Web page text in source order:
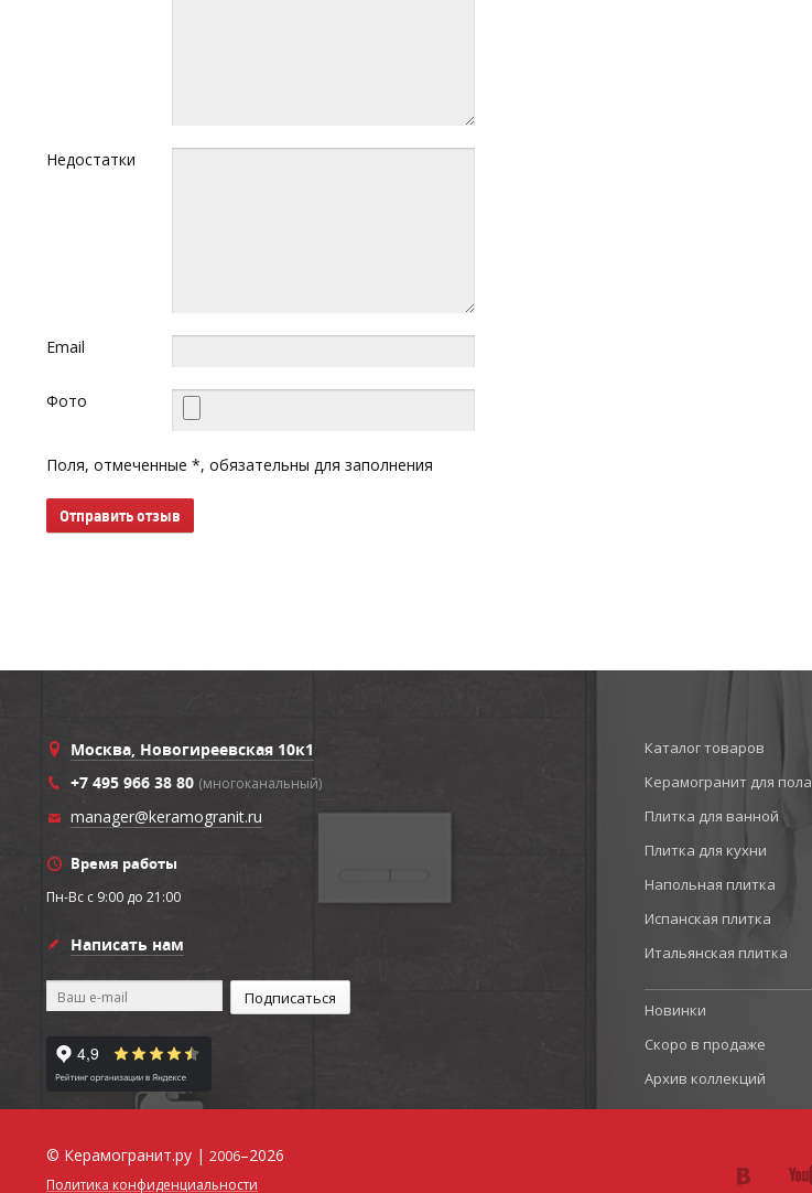
Недостатки
Email
Фото
Поля, отмеченные *, обязательны для заполнения
Отправить отзыв
Москва, Новогиреевская 10к1
+7 495 966 38 80 (многоканальный)
manager@keramogranit.ru
Время работы
Пн-Вс c 9:00 до 21:00
Написать нам
Каталог товаров
Керамогранит для пола
Плитка для ванной
Плитка для кухни
Напольная плитка
Испанская плитка
Итальянская плитка
Новинки
Скоро в продаже
Архив коллекций
© Керамогранит.ру | 2006–2026
Политика конфиденциальности